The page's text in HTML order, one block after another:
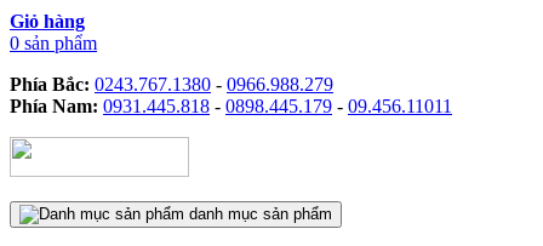
Giỏ hàng
0 sản phẩm
Phía Bắc: 0243.767.1380 - 0966.988.279
Phía Nam: 0931.445.818 - 0898.445.179 - 09.456.11011
danh mục sản phẩm